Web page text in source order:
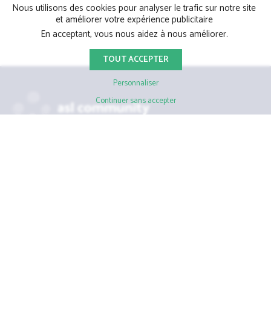
Nous utilisons des cookies pour analyser le trafic sur notre site
et améliorer votre expérience publicitaire
En acceptant, vous nous aidez à nous améliorer.
TOUT ACCEPTER
Personnaliser
Continuer sans accepter